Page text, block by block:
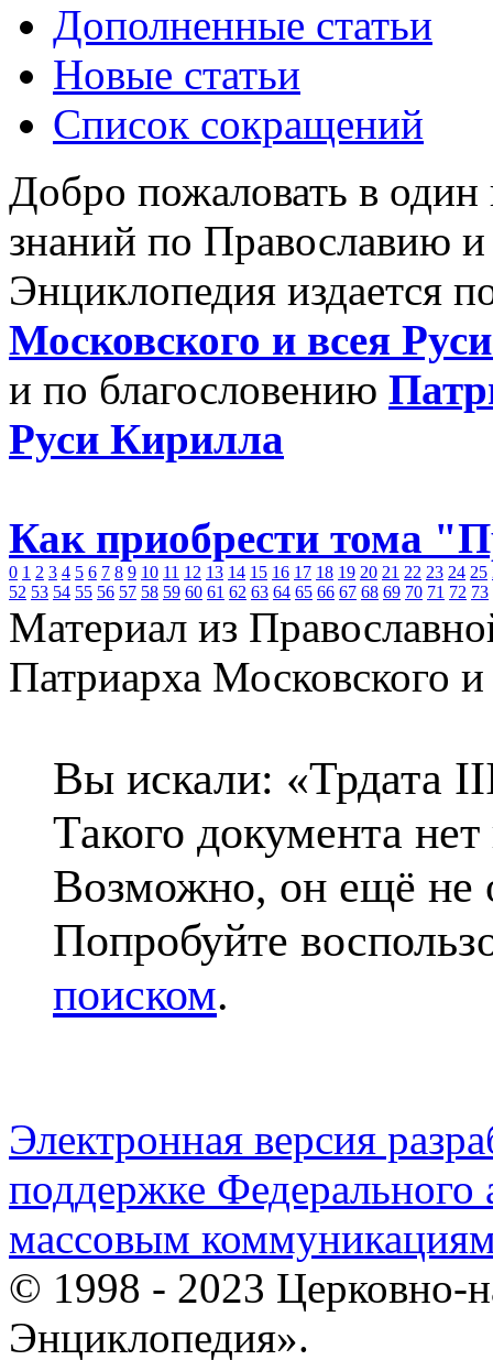
Дополненные статьи
Новые статьи
Список сокращений
Добро пожаловать в
знаний по Православию
Энциклопедия издается
Московского и всея
и по благословению
Руси Кирилла
Как приобрести тома
0 1 2 3 4 5 6 7 8 9 10 11 12 13 14 15 16 17 18 19 20 21 22 23 24 25
52 53 54 55 56 57 58 59 60 61 62 63 64 65 66 67 68 69 70 71 72 73
Материал из
Патриарха Московского
Вы искали: «Трдата
Такого документа
Возможно, он ещё не
Попробуйте
поиском.
Электронная версия
поддержке Федерального
массовым
© 1998 - 2023 Церковно-
Энциклопедия».